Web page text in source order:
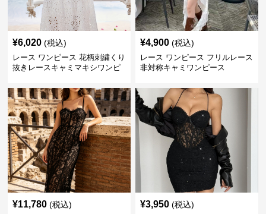
¥6,020 (税込)
レース ワンピース 花柄刺繍くり
抜きレースキャミマキシワンピ
¥4,900 (税込)
レース ワンピース フリルレース
非対称キャミワンピース
¥11,780 (税込) ¥3,950 (税込)